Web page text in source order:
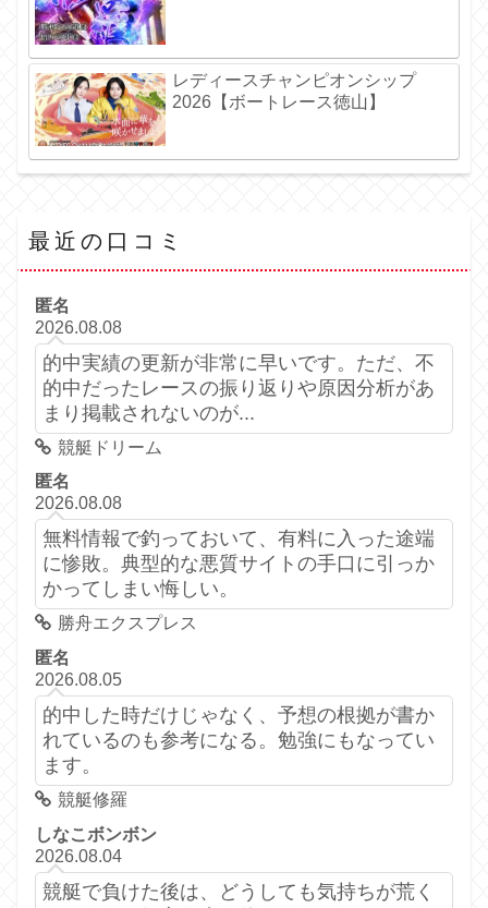
レディースチャンピオンシップ
2026【ボートレース徳山】
最近の口コミ
匿名
2026.08.08
的中実績の更新が非常に早いです。ただ、不
的中だったレースの振り返りや原因分析があ
まり掲載されないのが...
競艇ドリーム
匿名
2026.08.08
無料情報で釣っておいて、有料に入った途端
に惨敗。典型的な悪質サイトの手口に引っか
かってしまい悔しい。
勝舟エクスプレス
匿名
2026.08.05
的中した時だけじゃなく、予想の根拠が書か
れているのも参考になる。勉強にもなってい
ます。
競艇修羅
しなこボンボン
2026.08.04
競艇で負けた後は、どうしても気持ちが荒く